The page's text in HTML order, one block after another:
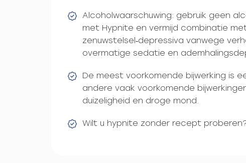
Alcoholwaarschuwing: gebruik geen
met Hypnite en vermijd combinatie
zenuwstelsel‑depressiva vanwege
overmatige sedatie en
De meest voorkomende bijwerking is
andere vaak voorkomende
duizeligheid en droge mond.
Wilt u hypnite zonder recept